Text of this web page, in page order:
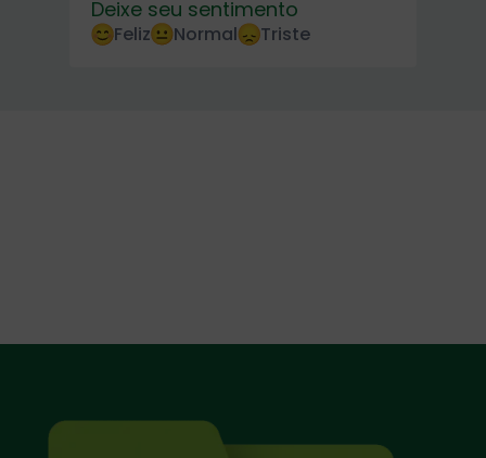
Deixe seu sentimento
Feliz Normal Triste